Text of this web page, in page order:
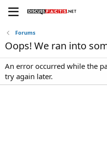
Forums
Oops! We ran into
An error occurred while the
try again later.